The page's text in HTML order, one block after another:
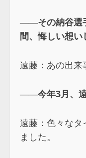
――その納谷選
間、悔しい想い
遠藤：あの出来
――今年3月、遠
遠藤：色々なタ
ました。